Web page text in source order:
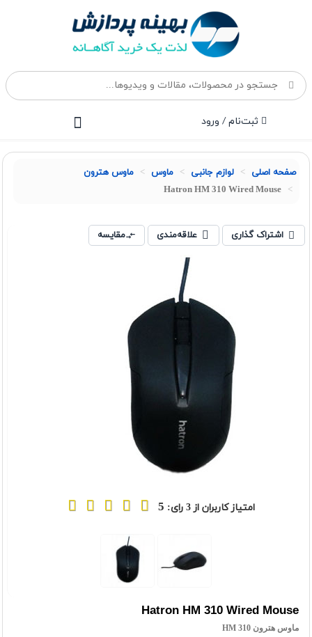
ثبت‌نام / ورود
صفحه اصلی لوازم جانبی ماوس ماوس هترون
Hatron HM 310 Wired Mouse
اشتراک گذاری علاقه‌مندی مقایسه
امتیاز کاربران از3 رای: 5
Hatron HM 310 Wired Mouse
ماوس هترون HM 310